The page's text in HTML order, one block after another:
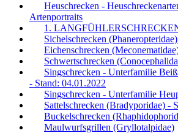
Heuschrecken -
Artenportraits
1.
Sichelschrecken
Eichenschrecken
Schwertschrecken
Singschrecken - Unterfamilie
- Stand: 04.01.2022
Singschrecken - Unterfamilie
Sattelschrecken (Bradyporidae) -
Buckelschrecken
Maulwurfsgrillen (Gryllotalpidae)